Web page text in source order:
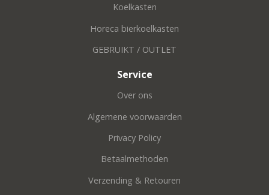
Koelkasten
Horeca bierkoelkasten
GEBRUIKT / OUTLET
Service
Over ons
Algemene voorwaarden
Privacy Policy
Betaalmethoden
Verzending & Retouren